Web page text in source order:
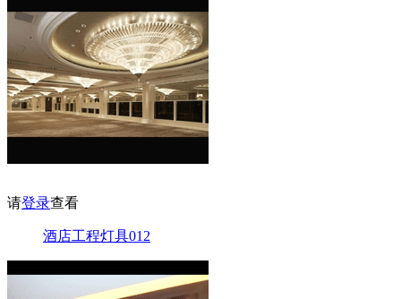
请登录查看
酒店工程灯具012